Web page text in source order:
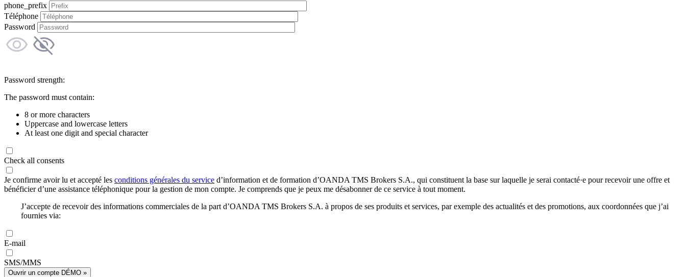
phone_prefix
Téléphone
Password
Password strength:
The password must contain:
8 or more characters
Uppercase and lowercase letters
At least one digit and special character
Check all consents
Je confirme avoir lu et accepté les conditions générales du service d’information et de formation d’OANDA TMS Brokers S.A., qui constituent la base sur laquelle je serai contacté·e pour recevoir une offre et
bénéficier d’une assistance téléphonique pour la gestion de mon compte. Je comprends que je peux me désabonner de ce service à tout moment.
J’accepte de recevoir des informations commerciales de la part d’OANDA TMS Brokers S.A. à propos de ses produits et services, par exemple des actualités et des promotions, aux coordonnées que j’ai
fournies via:
E-mail
SMS/MMS
Ouvrir un compte DÉMO »